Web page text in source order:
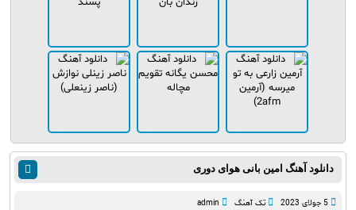
دانلود آهنگ امین بانی هوای دوری
5 جولای 2023 تک آهنگ admin